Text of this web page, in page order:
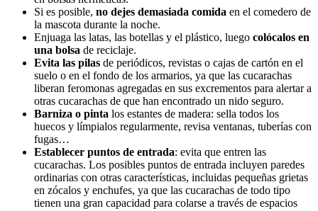
Si es posible, no dejes demasiada comida en el comedero de
la mascota durante la noche.
Enjuaga las latas, las botellas y el plástico, luego colócalos en
una bolsa de reciclaje.
Evita las pilas de periódicos, revistas o cajas de cartón en el
suelo o en el fondo de los armarios, ya que las cucarachas
liberan feromonas agregadas en sus excrementos para alertar a
otras cucarachas de que han encontrado un nido seguro.
Barniza o pinta los estantes de madera: sella todos los
huecos y límpialos regularmente, revisa ventanas, tuberías con
fugas…
Establecer puntos de entrada: evita que entren las
cucarachas. Los posibles puntos de entrada incluyen paredes
ordinarias con otras características, incluidas pequeñas grietas
en zócalos y enchufes, ya que las cucarachas de todo tipo
tienen una gran capacidad para colarse a través de espacios